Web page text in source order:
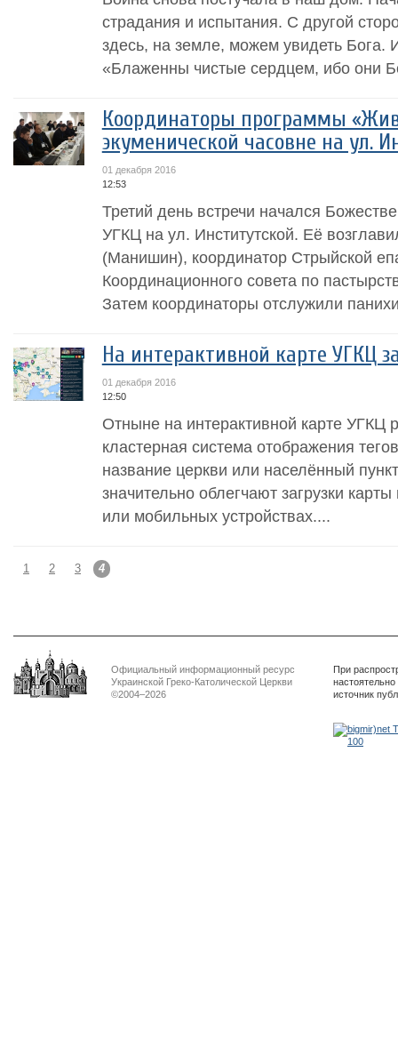
страдания и испытания. С другой
здесь, на земле, можем увидеть Бога.
«Блаженны чистые сердцем, ибо они
Координаторы программы
экуменической часовне на ул.
01 декабря 2016
12:53
Третий день встречи начался
УГКЦ на ул. Институтской. Её
(Манишин), координатор Стрыйской
Координационного совета по
Затем координаторы отслужили
На интерактивной карте УГКЦ
01 декабря 2016
12:50
Отныне на интерактивной карте УГКЦ
кластерная система отображения
название церкви или населённый
значительно облегчают загрузки
или мобильных устройствах....
1 2 3 4
Официальный информационный ресурс
Украинской Греко-Католической Церкви
©2004–2026
При
источник